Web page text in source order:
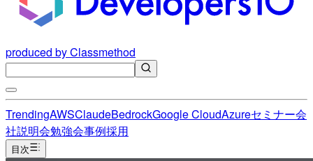
produced by Classmethod
TrendingAWSClaudeBedrockGoogle CloudAzureセミナー会
社説明会勉強会事例採用
目次